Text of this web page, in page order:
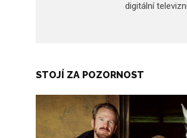
digitální
STOJÍ ZA POZORNOST